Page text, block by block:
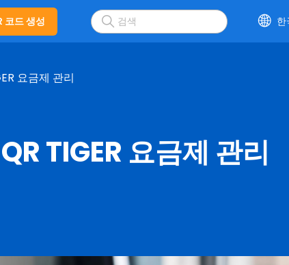
코드 생성 한
요금제 관리
QR TIGER 요금제 관리